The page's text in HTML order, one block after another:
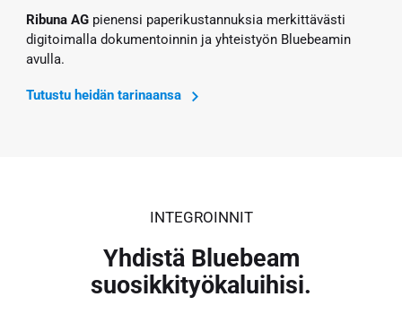
Ribuna AGpienensi paperikustannuksia merkittävästi
digitoimalla dokumentoinnin ja yhteistyön Bluebeamin
avulla.
Tutustu heidän tarinaansa
INTEGROINNIT
Yhdistä Bluebeam
suosikkityökaluihisi.